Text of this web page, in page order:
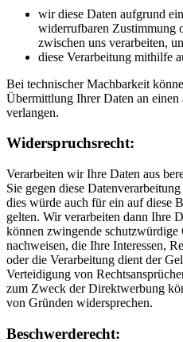
wir diese Daten aufgrund
widerrufbaren Zustimmung
zwischen uns verarbeiten,
diese Verarbeitung mithilfe
Bei technischer Machbarkeit
Übermittlung Ihrer Daten an einen
verlangen.
Widerspruchsrecht:
Verarbeiten wir Ihre Daten aus
Sie gegen diese
dies würde auch für ein auf diese
gelten. Wir verarbeiten dann Ihre
können zwingende
nachweisen, die Ihre Interessen,
oder die Verarbeitung dient der
Verteidigung von
zum Zweck der Direktwerbung
von Gründen widersprechen.
Beschwerderecht: